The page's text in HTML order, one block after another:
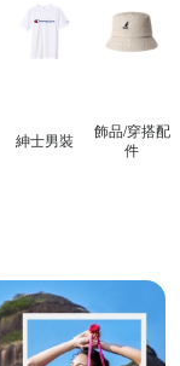
紳士​男裝
飾品​/​穿搭​配
件